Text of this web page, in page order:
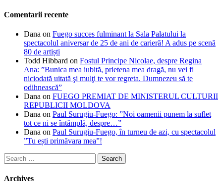
Comentarii recente
Dana on Fuego succes fulminant la Sala Palatului la
spectacolul aniversar de 25 de ani de carieră! A adus pe scenă
80 de artiști
Todd Hibbard on Fostul Principe Nicolae, despre Regina
Ana: ”Bunica mea iubită, prietena mea dragă, nu vei fi
niciodată uitată şi mulţi te vor regreta. Dumnezeu să te
odihnească”
Dana on FUEGO PREMIAT DE MINISTERUL CULTURII
REPUBLICII MOLDOVA
Dana on Paul Surugiu-Fuego: ”Noi oamenii punem la suflet
tot ce ni se întâmplă, despre…”
Dana on Paul Surugiu-Fuego, în turneu de azi, cu spectacolul
”Tu ești primăvara mea”!
Search
for:
Archives